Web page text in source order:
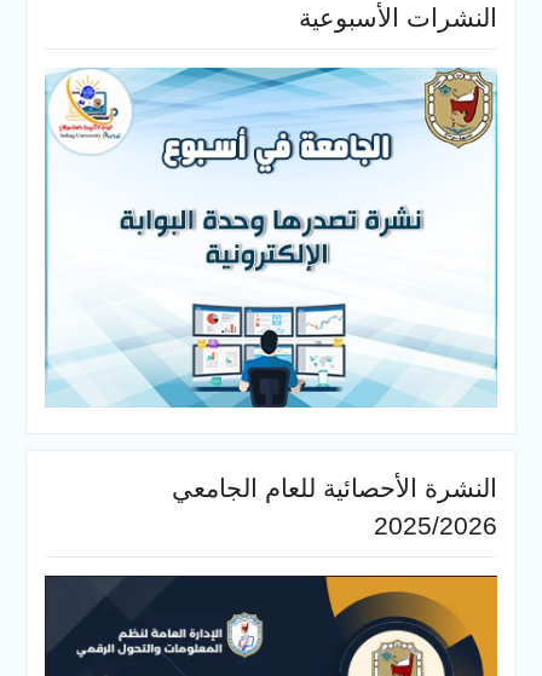
النشرات الأسبوعية
النشرة الأحصائية للعام الجامعي
2025/2026